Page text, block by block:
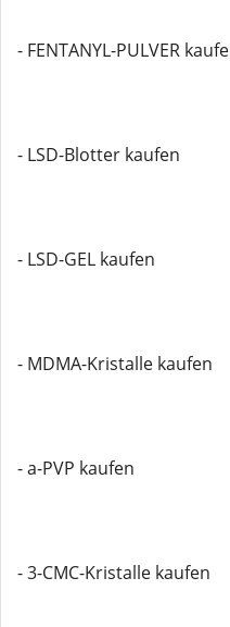
- FENTANYL-PULVER
- LSD-Blotter kaufen
- LSD-GEL kaufen
- MDMA-Kristalle kaufen
- a-PVP kaufen
- 3-CMC-Kristalle kaufen